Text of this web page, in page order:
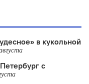
в кукольной
с